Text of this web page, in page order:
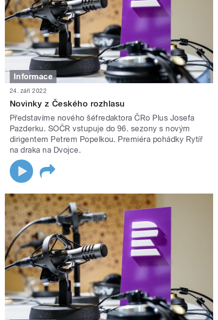
Informace
24. září 2022
Novinky z Českého rozhlasu
Představíme nového šéfredaktora ČRo Plus Josefa
Pazderku. SOČR vstupuje do 96. sezony s novým
dirigentem Petrem Popelkou. Premiéra pohádky Rytíř
na draka na Dvojce.